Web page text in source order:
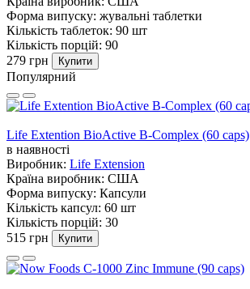
Форма випуску: жувальні таблетки
Кількість таблеток: 90 шт
Кількість порцій: 90
279 грн
Купити
Популярний
Life Extention BioActive B-Complex (60 caps)
в наявності
Виробник: Life Extension
Країна виробник: США
Форма випуску: Капсули
Кількість капсул: 60 шт
Кількість порцій: 30
515 грн
Купити